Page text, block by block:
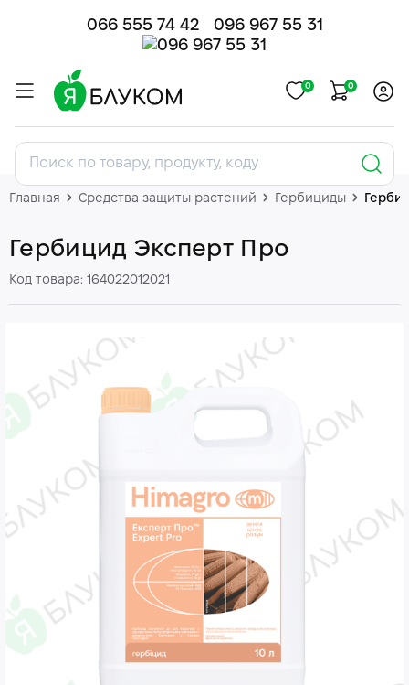
066 555 74 42 096 967 55 31
0 0
Главная Средства защиты растений Гербициды
Гербицид Эксперт Про
Код товара: 164022012021